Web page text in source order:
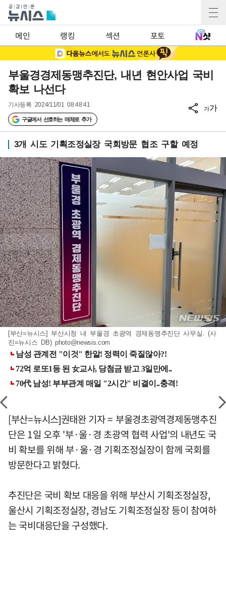
메인 랭킹 섹션 포토
부울경경제동맹추진단, 내년 현안사업 국비
확보 나선다
기사등록 2024/11/01 08:48:41
구글에서 선호하는 매체로 추가
가가
3개 시도 기획조정실장 국회방문 협조 구할 예정
[부산=뉴시스] 부산시청 내 부울경 초광역 경제동맹추진단 사무실. (사
진=뉴시스 DB) photo@newsis.com
[부산=뉴시스]권태완 기자 = 부울경초광역경제동맹추진
단은 1일 오후 '부·울·경 초광역 협력 사업'의 내년도 국
비 확보를 위해 부·울·경 기획조정실장이 함께 국회를
방문한다고 밝혔다.
추진단은 국비 확보 대응을 위해 부산시 기획조정실장,
울산시 기획조정실장, 경남도 기획조정실장 등이 참여하
는 국비대응단을 구성했다.